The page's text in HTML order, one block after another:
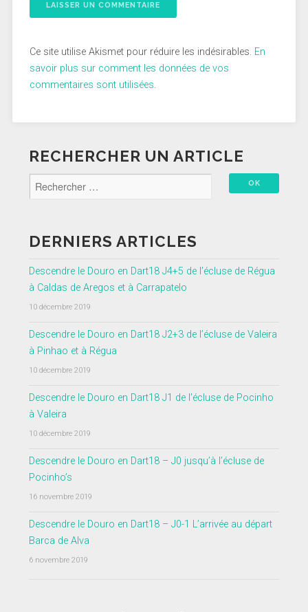
Ce site utilise Akismet pour réduire les indésirables. En
savoir plus sur comment les données de vos
commentaires sont utilisées.
RECHERCHER UN ARTICLE
DERNIERS ARTICLES
Descendre le Douro en Dart18 J4+5 de l’écluse de Régua
à Caldas de Aregos et à Carrapatelo
10 décembre 2019
Descendre le Douro en Dart18 J2+3 de l’écluse de Valeira
à Pinhao et à Régua
10 décembre 2019
Descendre le Douro en Dart18 J1 de l’écluse de Pocinho
à Valeira
10 décembre 2019
Descendre le Douro en Dart18 – J0 jusqu’à l’écluse de
Pocinho’s
16 novembre 2019
Descendre le Douro en Dart18 – J0-1 L’arrivée au départ
Barca de Alva
6 novembre 2019